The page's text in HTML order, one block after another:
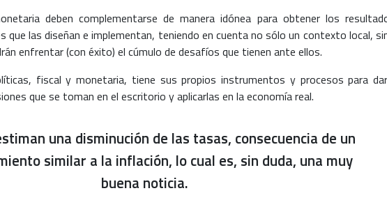
deben complementarse de manera idónea para obtener los
que las diseñan e implementan, teniendo en cuenta no sólo un contexto local,
enfrentar (con éxito) el cúmulo de desafíos que tienen ante ellos.
fiscal y monetaria, tiene sus propios instrumentos y procesos para
que se toman en el escritorio y aplicarlas en la economía real.
una disminución de las tasas, consecuencia de un
similar a la inflación, lo cual es, sin duda, una muy
buena noticia.